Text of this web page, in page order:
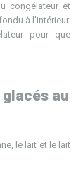
congélateur et
à l’intérieur.
pour que
au
le lait et le lait